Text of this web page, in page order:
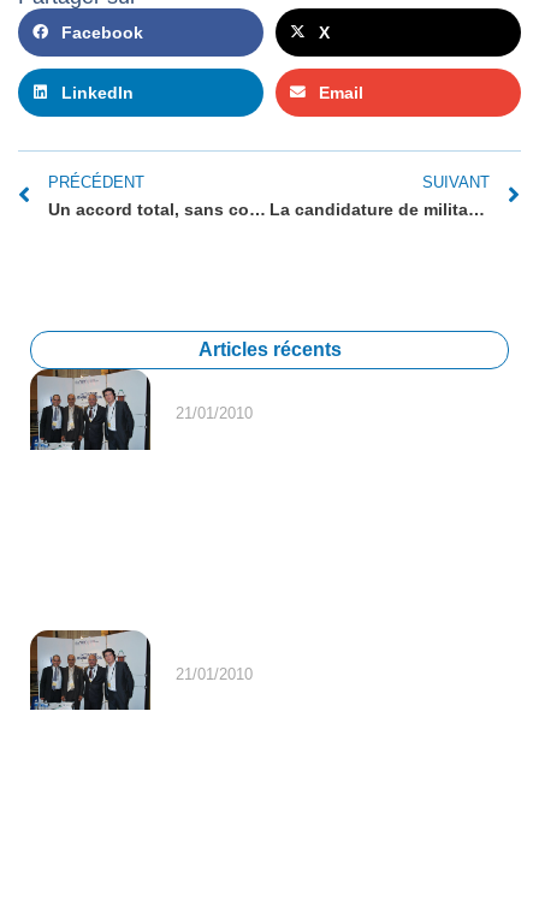
Facebook X
LinkedIn Email
PRÉCÉDENT
Un accord total, sans compromis.
SUIVANT
La candidature de militantes pour la paix au prix Nobel de la paix
Articles récents
21/01/2010
21/01/2010